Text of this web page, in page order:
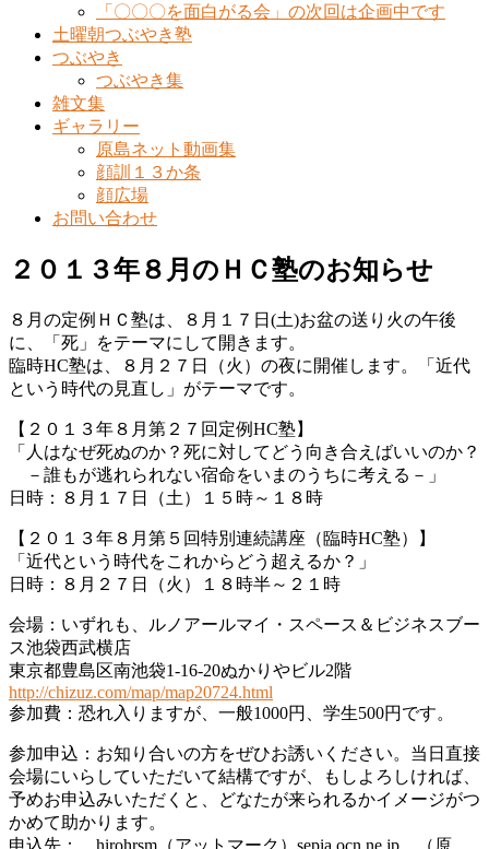
「〇〇〇を面白がる会」の次回は企画中です
土曜朝つぶやき塾
つぶやき
つぶやき集
雑文集
ギャラリー
原島ネット動画集
顔訓１３か条
顔広場
お問い合わせ
２０１３年８月のＨＣ塾のお知らせ
８月の定例ＨＣ塾は、８月１７日(土)お盆の送り火の午後
に、「死」をテーマにして開きます。
臨時HC塾は、８月２７日（火）の夜に開催します。「近代
という時代の見直し」がテーマです。
【２０１３年８月第２７回定例HC塾】
「人はなぜ死ぬのか？死に対してどう向き合えばいいのか？
－誰もが逃れられない宿命をいまのうちに考える－」
日時：８月１７日（土）１５時～１８時
【２０１３年８月第５回特別連続講座（臨時HC塾）】
「近代という時代をこれからどう超えるか？」
日時：８月２７日（火）１８時半～２１時
会場：いずれも、ルノアールマイ・スペース＆ビジネスブー
ス池袋西武横店
東京都豊島区南池袋1-16-20ぬかりやビル2階
http://chizuz.com/map/map20724.html
参加費：恐れ入りますが、一般1000円、学生500円です。
参加申込：お知り合いの方をぜひお誘いください。当日直接
会場にいらしていただいて結構ですが、もしよろしければ、
予めお申込みいただくと、どなたが来られるかイメージがつ
かめて助かります。